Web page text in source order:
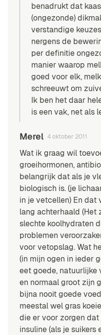
benadrukt dat
(ongezonde)
verstandige
nergens de
per definitie
manier waarop
goed voor elk,
schreeuwt om
Ik ben het daar
is een vak, net als
Merel 4 oktober 2011
Wat ik graag wil
groeihormonen,
belangrijk dat als je
biologisch is. (je
in je vetcellen) En dat
lang achterhaald (Het
slechte koolhydraten
problemen
voor vetopslag. Wat
(in mijn ogen in ieder
eet goede, natuurlijke
en normaal groot zijn
bijna nooit goede
meestal wel gras
die er voor zorgen
insuline (als je suikers